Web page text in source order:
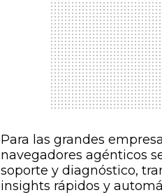
Para las grandes
navegadores agénticos
soporte y diagnóstico,
insights rápidos y